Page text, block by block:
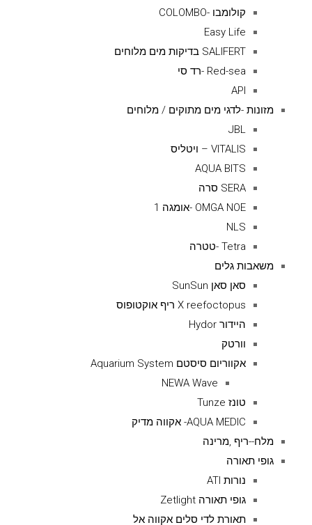
קולומבו -COLOMBO
Easy Life
SALIFERT בדיקות מים מלוחים
Red-sea -רד סי
API
מזונות -לדגי מים מתוקים / מלוחים
JBL
VITALIS – ויטליס
AQUA BITS
SERA סרה
OMGA NOE -אומגה 1
NLS
Tetra -טטרה
משאבות גלים
סאן סאן SunSun
X reefoctopus ריף אוקטופוס
היידור Hydor
וורטק
אקווריום סיסטם Aquarium System
NEWA Wave
טונז Tunze
AQUA MEDIC- אקווה מדיק
מלח--ריף ,מרינה
גופי תאורה
נורות ATI
גופי תאורה Zetlight
תאורת לדי סלים אקווה אל